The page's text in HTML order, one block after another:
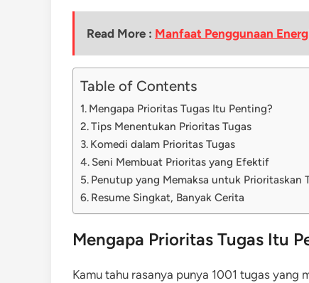
Read More : Manfaat Penggunaan
Table of Contents
Mengapa Prioritas Tugas Itu Penting?
Tips Menentukan Prioritas Tugas
Komedi dalam Prioritas Tugas
Seni Membuat Prioritas yang Efektif
Penutup yang Memaksa untuk Prioritaskan
Resume Singkat, Banyak Cerita
Mengapa Prioritas Tugas Itu
Kamu tahu rasanya punya 1001 tugas